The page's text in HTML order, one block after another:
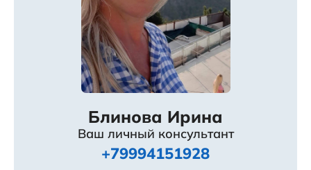
Блинова Ирина
Ваш личный консультант
+79994151928